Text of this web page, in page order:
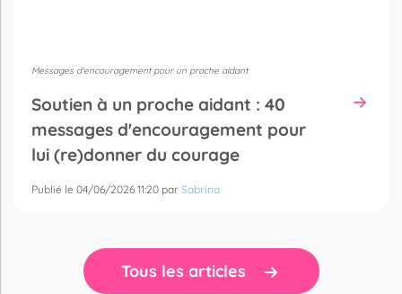
Messages d'encouragement pour un proche aidant
Soutien à un proche aidant : 40
messages d'encouragement pour
lui (re)donner du courage
Publié le 04/06/2026 11:20 par Sabrina
Tous les articles